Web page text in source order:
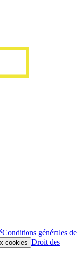
Conditions générales de
cookies
Droit des